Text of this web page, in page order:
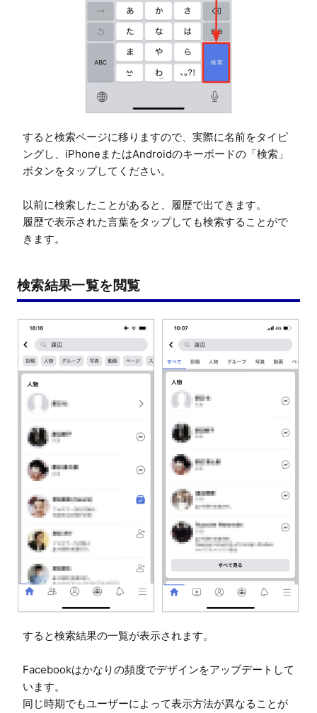
すると検索ページに移りますので、実際に名前をタイピ
ングし、iPhoneまたはAndroidのキーボードの「検索」
ボタンをタップしてください。
以前に検索したことがあると、履歴で出てきます。
履歴で表示された言葉をタップしても検索することがで
きます。
検索結果一覧を閲覧
すると検索結果の一覧が表示されます。
Facebookはかなりの頻度でデザインをアップデートして
います。
同じ時期でもユーザーによって表示方法が異なることが